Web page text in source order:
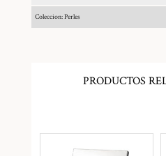
Coleccion: Perles
PRODUCTOS